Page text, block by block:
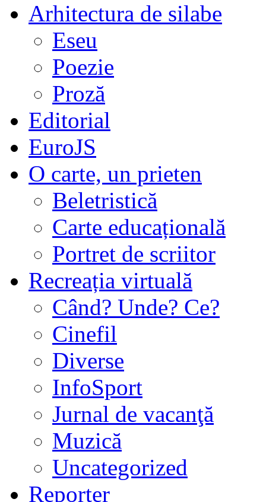
Arhitectura de silabe
Eseu
Poezie
Proză
Editorial
EuroJS
O carte, un prieten
Beletristică
Carte educațională
Portret de scriitor
Recreația virtuală
Când? Unde? Ce?
Cinefil
Diverse
InfoSport
Jurnal de vacanţă
Muzică
Uncategorized
Reporter